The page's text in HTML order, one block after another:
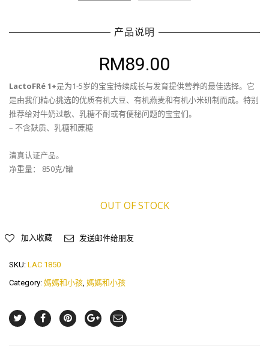
产品说明
RM89.00
LactoFRé 1+是为1-5岁的宝宝持续成长与发育提供营养的最佳选择。它
是由我们精心挑选的优质有机大豆、有机燕麦和有机小米研制而成。特别
推荐给对牛奶过敏、乳糖不耐或有便秘问题的宝宝们。
– 不含麸质、乳糖和蔗糖
清真认证产品。
净重量： 850克/罐
OUT OF STOCK
加入收藏 发送邮件给朋友
SKU: LAC 1850
Category: 媽媽和小孩, 媽媽和小孩